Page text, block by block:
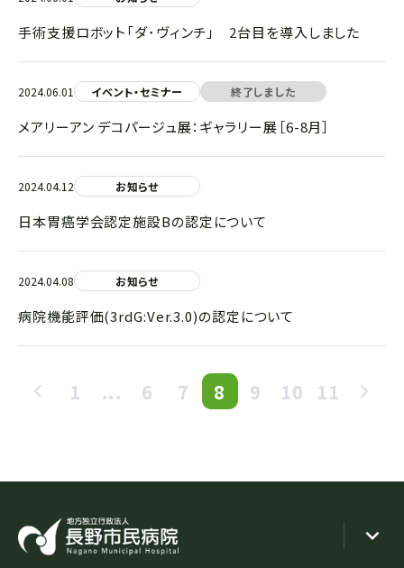
手術支援ロボット「ダ･ヴィンチ」 2台目を導入しました
2024.06.01 イベント・セミナー 終了しました
メアリーアン デコパージュ展：ギャラリー展［6-8月］
2024.04.12 お知らせ
日本胃癌学会認定施設Bの認定について
2024.04.08 お知らせ
病院機能評価(3rdG:Ver.3.0)の認定について
1 ... 6 7 8 9 10 11